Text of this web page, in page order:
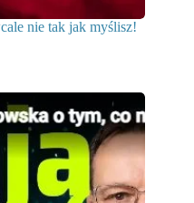
nie tak jak myślisz!